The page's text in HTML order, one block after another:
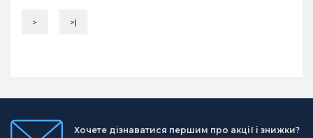
> >|
Хочете дізнаватися першим про акції і знижки?